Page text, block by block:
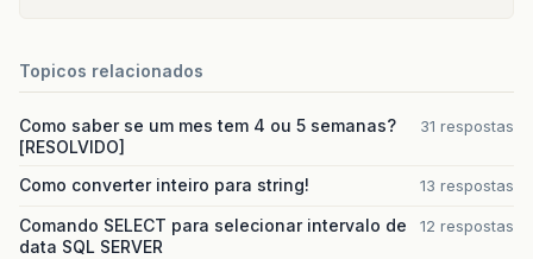
Topicos relacionados
Como saber se um mes tem 4 ou 5 semanas?
[RESOLVIDO]
31 respostas
Como converter inteiro para string! 13 respostas
Comando SELECT para selecionar intervalo de
data SQL SERVER
12 respostas